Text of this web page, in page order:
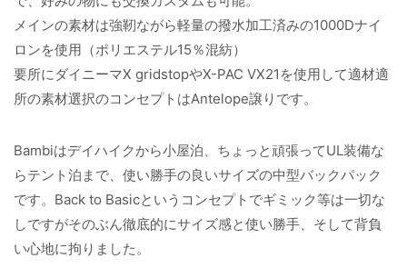
メインの素材は強靭ながら軽量の撥水加工済みの1000Dナイ
ロンを使用（ポリエステル15％混紡）
要所にダイニーマX gridstopやX-PAC VX21を使用して適材適
所の素材選択のコンセプトはAntelope譲りです。
Bambiはデイハイクから小屋泊、ちょっと頑張ってUL装備な
らテント泊まで、使い勝手の良いサイズの中型バックパック
です。Back to Basicというコンセプトでギミック等は一切な
しですがそのぶん徹底的にサイズ感と使い勝手、そして背負
い心地に拘りました。